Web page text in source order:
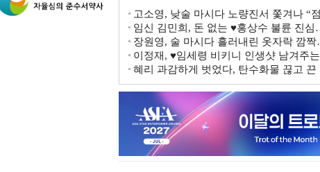
고소영, 낮술 마시다 노량진서 쫓겨나 “
임신 김민희, 돈 없는 ♥홍상수 불륜 진
장원영, 술 마시다 흘러내린 옷자락 깜
이정재, ♥임세령 비키니 인생샷 남겨주
혜리 과감하게 벗었다, 탄수화물 끊고 끈